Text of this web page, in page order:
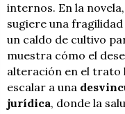
internos. En la
sugiere una
un caldo de cultivo
muestra cómo el
alteración en el trato
escalar a una
jurídica, donde la